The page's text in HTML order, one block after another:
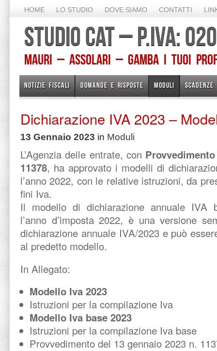
HOME LO STUDIO DOVE SIAMO CONTATTI
STUDIO CAT – P.IVA:
Mauri – Assolari – Gamba I TUOI
NOTIZIE FISCALI DOMANDE E RISPOSTE MODULI SCADENZE
Dichiarazione IVA 2023 –
13 Gennaio 2023 in Moduli
L’Agenzia delle entrate, con
11378, ha approvato i modelli di
l’anno 2022, con le relative istruzioni, da
fini Iva.
Il modello di dichiarazione annuale IVA
l’anno d’imposta 2022, è una versione
dichiarazione annuale IVA/2023 e può
al predetto modello.
In Allegato:
Modello Iva 2023
Istruzioni per la compilazione Iva
Modello Iva base 2023
Istruzioni per la compilazione Iva base
Provvedimento del 13 gennaio 2023 n.